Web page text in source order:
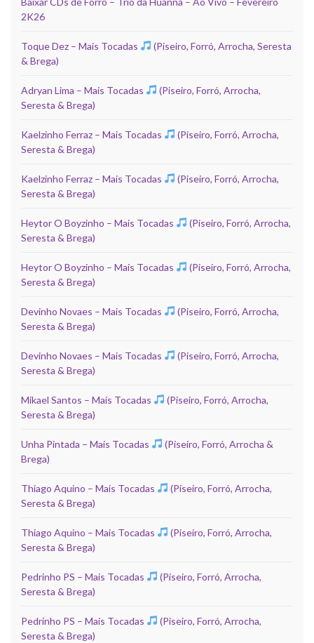
2K26
Toque Dez – Mais Tocadas
(Piseiro, Forró, Arrocha, Seresta
& Brega)
Adryan Lima – Mais Tocadas
(Piseiro, Forró, Arrocha,
Seresta & Brega)
Kaelzinho Ferraz – Mais Tocadas
(Piseiro, Forró, Arrocha,
Seresta & Brega)
Kaelzinho Ferraz – Mais Tocadas
(Piseiro, Forró, Arrocha,
Seresta & Brega)
Heytor O Boyzinho – Mais Tocadas
(Piseiro, Forró, Arrocha,
Seresta & Brega)
Heytor O Boyzinho – Mais Tocadas
(Piseiro, Forró, Arrocha,
Seresta & Brega)
Devinho Novaes – Mais Tocadas
(Piseiro, Forró, Arrocha,
Seresta & Brega)
Devinho Novaes – Mais Tocadas
(Piseiro, Forró, Arrocha,
Seresta & Brega)
Mikael Santos – Mais Tocadas
(Piseiro, Forró, Arrocha,
Seresta & Brega)
Unha Pintada – Mais Tocadas
(Piseiro, Forró, Arrocha &
Brega)
Thiago Aquino – Mais Tocadas
(Piseiro, Forró, Arrocha,
Seresta & Brega)
Thiago Aquino – Mais Tocadas
(Piseiro, Forró, Arrocha,
Seresta & Brega)
Pedrinho PS – Mais Tocadas
(Piseiro, Forró, Arrocha,
Seresta & Brega)
Pedrinho PS – Mais Tocadas
(Piseiro, Forró, Arrocha,
Seresta & Brega)